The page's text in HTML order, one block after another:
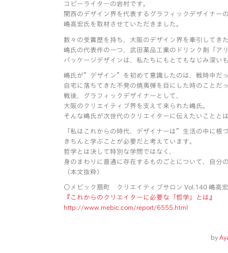
コピーライターの岩村です。
関西のデザイン界を代表するグラフィックデザイナー
嶋高宏氏を取材させていただきました。
数々の受賞歴を持ち、大阪のデザイン界を牽引してき
嶋氏の代表作の一つ、武田薬品工業のドリンク剤「ア
パッケージデザインは、私たちにもとてもなじみ深い
嶋氏が”デザイン”を初めて意識したのは、戦時中だ
自宅に落ちてきた不発の焼夷弾を目にした時のことだ
戦後、グラフィックデザイナーとして、
大阪のクリエイティブ界を支えて来られた嶋氏。
そんな嶋氏が次世代のクリエイターに伝えたいことと
「私はこれからの時代、デザイナーは”生活の中に根
きちんと学ぶことが必要だと考えています。
哲学とは決して特別な学問ではなく、
身のまわりに普通に存在するものごとについて、自分
（本文抜粋）
○メビック扇町 クリエイティブサロン Vol.140 嶋高
『これからのクリエイターに必要な「哲学」とは』
http://www.mebic.com/report/6555.html
by